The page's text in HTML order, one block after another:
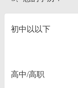
初中以以下
高中/高职